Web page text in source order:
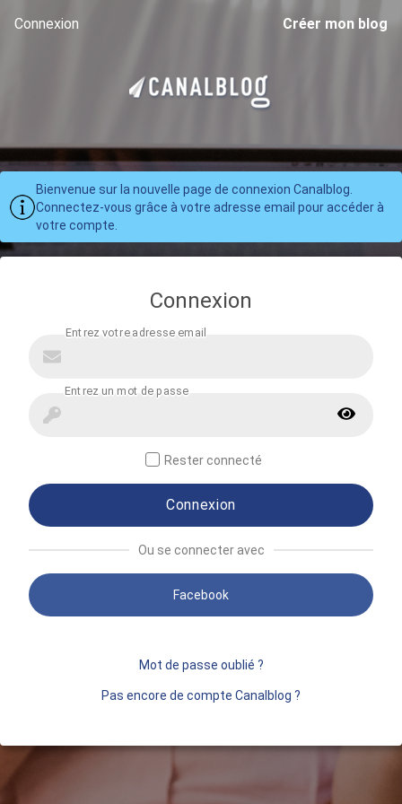
Connexion Créer mon blog
Bienvenue sur la nouvelle page de connexion Canalblog.
Connectez-vous grâce à votre adresse email pour accéder à
votre compte.
Connexion
Rester connecté
Connexion
Ou se connecter avec
Facebook
Mot de passe oublié ?
Pas encore de compte Canalblog ?